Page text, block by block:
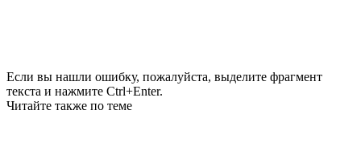
Если вы нашли ошибку, пожалуйста, выделите фрагмент
текста и нажмите Ctrl+Enter.
Читайте также по теме